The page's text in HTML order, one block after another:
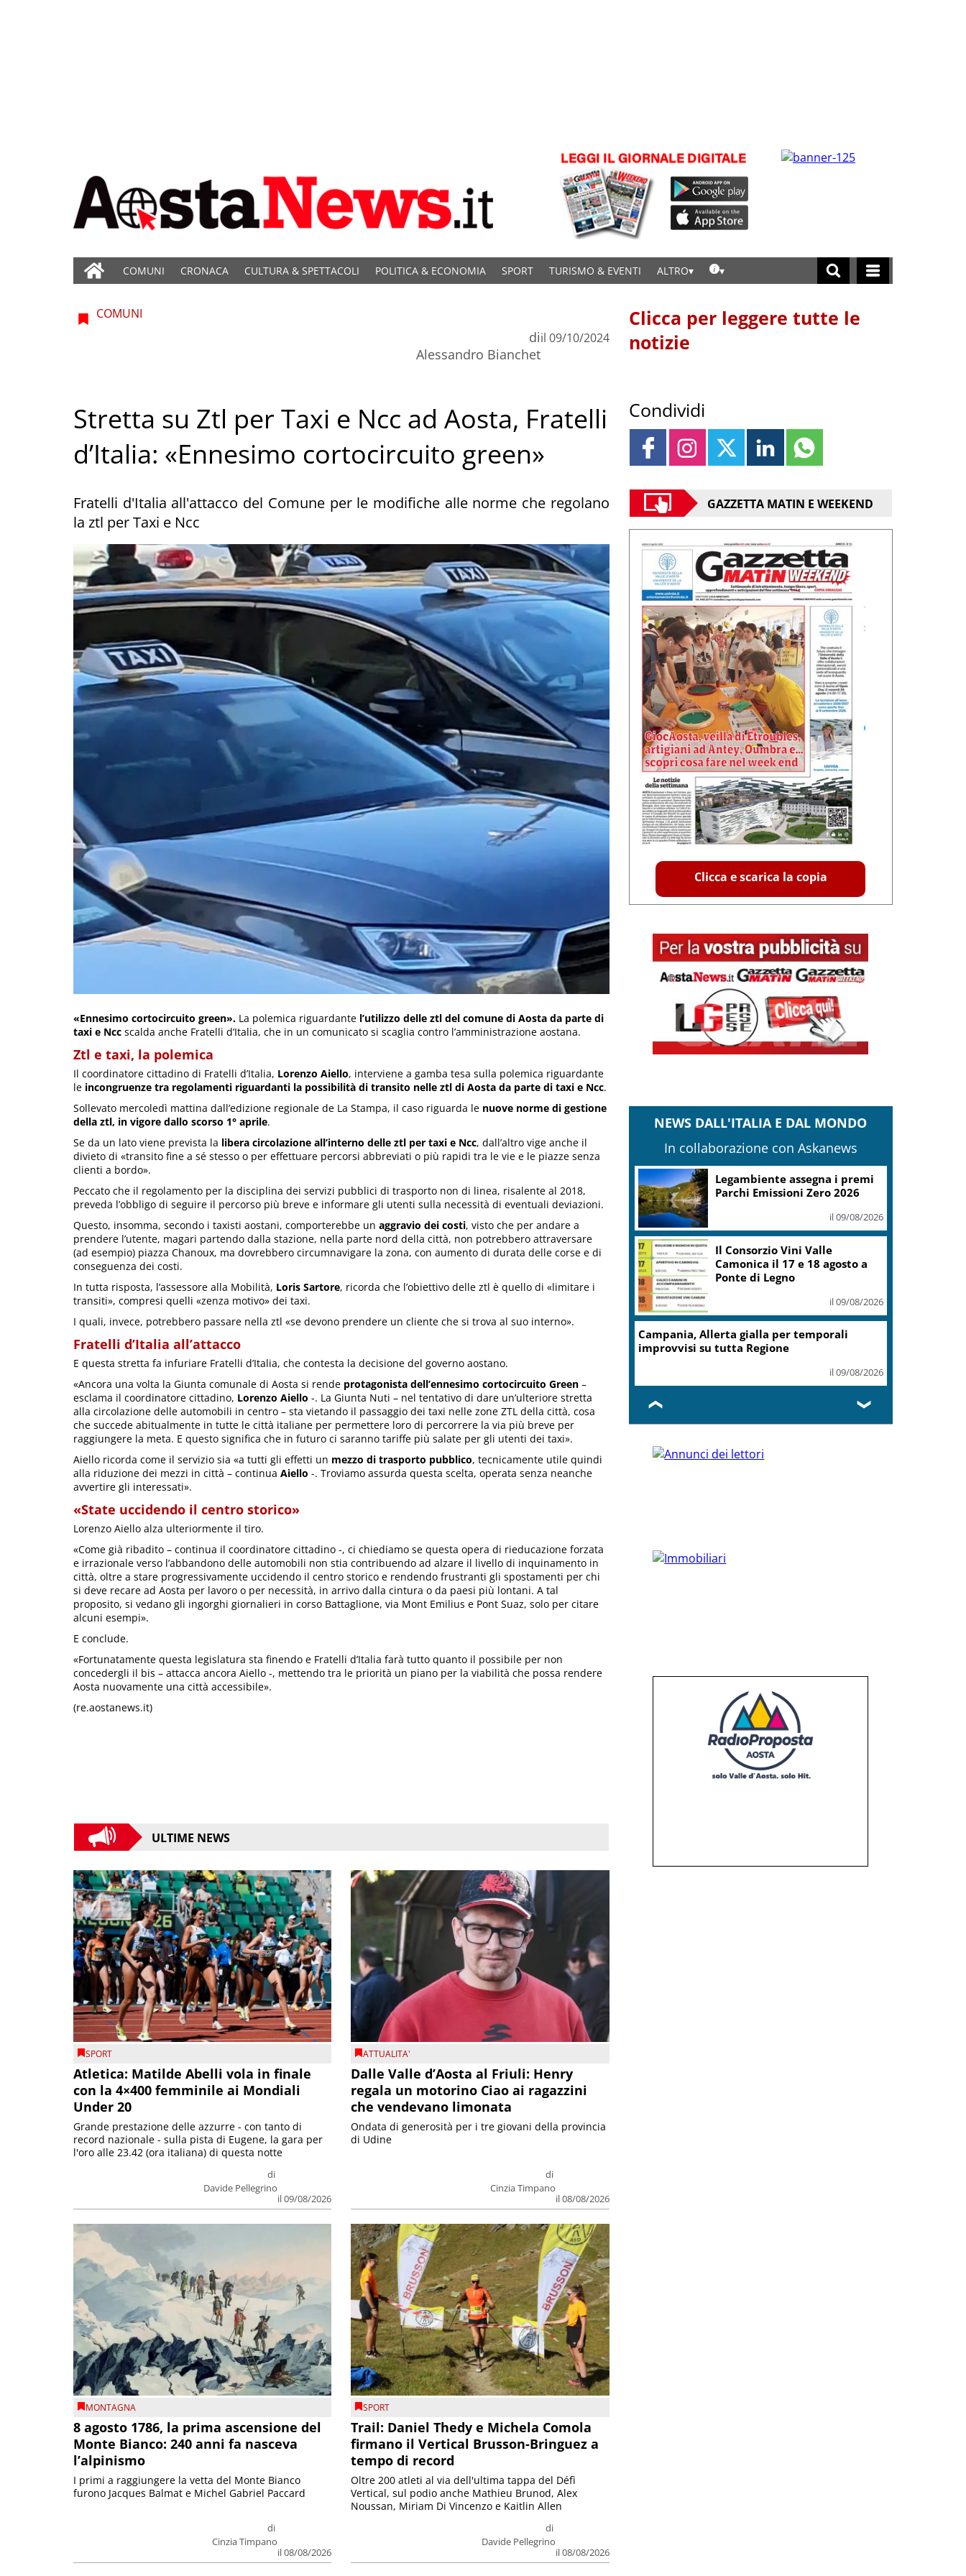
COMUNI CRONACA CULTURA & SPETTACOLI POLITICA & ECONOMIA SPORT TURISMO & EVENTI ALTRO
COMUNI
di
Alessandro Bianchet
il 09/10/2024
Stretta su Ztl per Taxi e Ncc ad Aosta, Fratelli
d’Italia: «Ennesimo cortocircuito green»
Fratelli d'Italia all'attacco del Comune per le modifiche alle norme che regolano
la ztl per Taxi e Ncc
«Ennesimo cortocircuito green». La polemica riguardante l’utilizzo delle ztl del comune di Aosta da parte di
taxi e Ncc scalda anche Fratelli d’Italia, che in un comunicato si scaglia contro l’amministrazione aostana.
Ztl e taxi, la polemica
Il coordinatore cittadino di Fratelli d’Italia, Lorenzo Aiello, interviene a gamba tesa sulla polemica riguardante
le incongruenze tra regolamenti riguardanti la possibilità di transito nelle ztl di Aosta da parte di taxi e Ncc.
Sollevato mercoledì mattina dall’edizione regionale de La Stampa, il caso riguarda le nuove norme di gestione
della ztl, in vigore dallo scorso 1° aprile.
Se da un lato viene prevista la libera circolazione all’interno delle ztl per taxi e Ncc, dall’altro vige anche il
divieto di «transito fine a sé stesso o per effettuare percorsi abbreviati o più rapidi tra le vie e le piazze senza
clienti a bordo».
Peccato che il regolamento per la disciplina dei servizi pubblici di trasporto non di linea, risalente al 2018,
preveda l’obbligo di seguire il percorso più breve e informare gli utenti sulla necessità di eventuali deviazioni.
Questo, insomma, secondo i taxisti aostani, comporterebbe un aggravio dei costi, visto che per andare a
prendere l’utente, magari partendo dalla stazione, nella parte nord della città, non potrebbero attraversare
(ad esempio) piazza Chanoux, ma dovrebbero circumnavigare la zona, con aumento di durata delle corse e di
conseguenza dei costi.
In tutta risposta, l’assessore alla Mobilità, Loris Sartore, ricorda che l’obiettivo delle ztl è quello di «limitare i
transiti», compresi quelli «zenza motivo» dei taxi.
I quali, invece, potrebbero passare nella ztl «se devono prendere un cliente che si trova al suo interno».
Fratelli d’Italia all’attacco
E questa stretta fa infuriare Fratelli d’Italia, che contesta la decisione del governo aostano.
«Ancora una volta la Giunta comunale di Aosta si rende protagonista dell’ennesimo cortocircuito Green –
esclama il coordinatore cittadino, Lorenzo Aiello -. La Giunta Nuti – nel tentativo di dare un’ulteriore stretta
alla circolazione delle automobili in centro – sta vietando il passaggio dei taxi nelle zone ZTL della città, cosa
che succede abitualmente in tutte le città italiane per permettere loro di percorrere la via più breve per
raggiungere la meta. E questo significa che in futuro ci saranno tariffe più salate per gli utenti dei taxi».
Aiello ricorda come il servizio sia «a tutti gli effetti un mezzo di trasporto pubblico, tecnicamente utile quindi
alla riduzione dei mezzi in città – continua Aiello -. Troviamo assurda questa scelta, operata senza neanche
avvertire gli interessati».
«State uccidendo il centro storico»
Lorenzo Aiello alza ulteriormente il tiro.
«Come già ribadito – continua il coordinatore cittadino -, ci chiediamo se questa opera di rieducazione forzata
e irrazionale verso l’abbandono delle automobili non stia contribuendo ad alzare il livello di inquinamento in
città, oltre a stare progressivamente uccidendo il centro storico e rendendo frustranti gli spostamenti per chi
si deve recare ad Aosta per lavoro o per necessità, in arrivo dalla cintura o da paesi più lontani. A tal
proposito, si vedano gli ingorghi giornalieri in corso Battaglione, via Mont Emilius e Pont Suaz, solo per citare
alcuni esempi».
E conclude.
«Fortunatamente questa legislatura sta finendo e Fratelli d’Italia farà tutto quanto il possibile per non
concedergli il bis – attacca ancora Aiello -, mettendo tra le priorità un piano per la viabilità che possa rendere
Aosta nuovamente una città accessibile».
(re.aostanews.it)
ULTIME NEWS
SPORT
Atletica: Matilde Abelli vola in finale
con la 4×400 femminile ai Mondiali
Under 20
di
Davide Pellegrino
il 09/08/2026
Grande prestazione delle azzurre - con tanto di
record nazionale - sulla pista di Eugene, la gara per
l'oro alle 23.42 (ora italiana) di questa notte
ATTUALITA'
Dalle Valle d’Aosta al Friuli: Henry
regala un motorino Ciao ai ragazzini
che vendevano limonata
di
Cinzia Timpano
il 08/08/2026
Ondata di generosità per i tre giovani della provincia
di Udine
MONTAGNA
8 agosto 1786, la prima ascensione del
Monte Bianco: 240 anni fa nasceva
l’alpinismo
di
Cinzia Timpano
il 08/08/2026
I primi a raggiungere la vetta del Monte Bianco
furono Jacques Balmat e Michel Gabriel Paccard
SPORT
Trail: Daniel Thedy e Michela Comola
firmano il Vertical Brusson-Bringuez a
tempo di record
di
Davide Pellegrino
il 08/08/2026
Oltre 200 atleti al via dell'ultima tappa del Défì
Vertical, sul podio anche Mathieu Brunod, Alex
Noussan, Miriam Di Vincenzo e Kaitlin Allen
Clicca per leggere tutte le
notizie
Condividi
GAZZETTA MATIN E WEEKEND
Clicca e scarica la copia
NEWS DALL'ITALIA E DAL MONDO
In collaborazione con Askanews
Legambiente assegna i premi
Parchi Emissioni Zero 2026
il 09/08/2026
Il Consorzio Vini Valle
Camonica il 17 e 18 agosto a
Ponte di Legno
il 09/08/2026
Campania, Allerta gialla per temporali
improvvisi su tutta Regione
il 09/08/2026
❮ ❯